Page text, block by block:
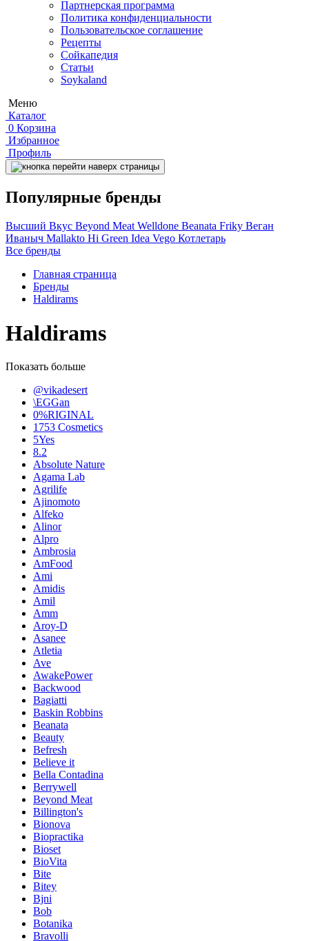
Партнерская программа
Политика конфиденциальности
Пользовательское соглашение
Рецепты
Сойкапедия
Статьи
Soykaland
Меню
Каталог
0 Корзина
Избранное
Профиль
Популярные бренды
Высший Вкус Beyond MeatWelldone Beanata Friky Веган
Иваныч Mallakto Hi Green Idea Vego Котлетарь
Все бренды
Главная страница
Бренды
Haldirams
Haldirams
Показать больше
@vikadesert
\EGGan
0%RIGINAL
1753 Cosmetics
5Yes
8.2
Absolute Nature
Agama Lab
Agrilife
Ajinomoto
Alfeko
Alinor
Alpro
Ambrosia
AmFood
Ami
Amidis
Amil
Amm
Aroy-D
Asanee
Atletia
Ave
AwakePower
Backwood
Bagiatti
Baskin Robbins
Beanata
Beauty
Befresh
Believe it
Bella Contadina
Berrywell
Beyond Meat
Billington's
Bionova
Biopractika
Bioset
BioVita
Bite
Bitey
Bjni
Bob
Botanika
Bravolli